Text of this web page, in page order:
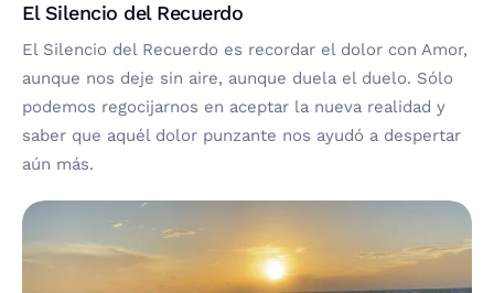
El Silencio del Recuerdo
El Silencio del Recuerdo es recordar el dolor con Amor,
aunque nos deje sin aire, aunque duela el duelo. Sólo
podemos regocijarnos en aceptar la nueva realidad y
saber que aquél dolor punzante nos ayudó a despertar
aún más.